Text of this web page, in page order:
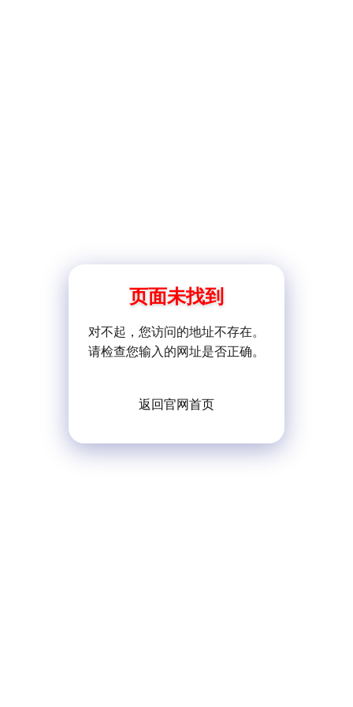
页面未找到
对不起，您访问的地址不存在。
请检查您输入的网址是否正确。
返回官网首页